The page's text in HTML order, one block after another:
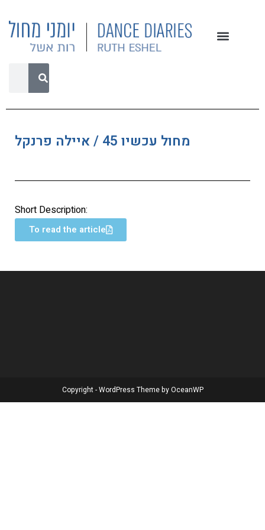
מחול עכשיו 45 / איילה פרנקל
Short Description:
To read the article
Copyright - WordPress Theme by OceanWP